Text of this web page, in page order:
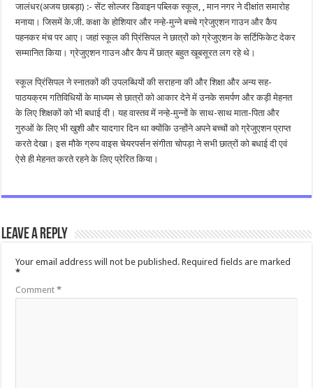
जालंधर(अजय छाबड़ा) :- सेंट सोल्जर डिवाइन पब्लिक स्कूल, , मान नगर ने दीक्षांत समारोह
मनाया। जिसमें के.जी. कक्षा के होशियार और नन्हे-मुन्ने बच्चे ग्रेजुएशन गाउन और कैप
पहनकर मंच पर आए। जहां स्कूल की प्रिंसिपल ने छात्रों को ग्रेजुएशन के सर्टिफिकेट देकर
सम्मानित किया। ग्रेजुएशन गाउन और कैप में छात्र बहुत खूबसूरत लग रहे थे।
स्कूल प्रिंसिपल ने स्नातकों की उपलब्धियों की सराहना की और शिक्षा और अन्य सह-
पाठयक्रम गतिविधियों के माध्यम से छात्रों को आकार देने में उनके समर्पण और कड़ी मेहनत
के लिए शिक्षकों को भी बधाई दी। यह वास्तव में नन्हे-मुन्नों के साथ-साथ माता-पिता और
गुरुओं के लिए भी खुशी और यादगार दिन था क्योंकि उन्होंने अपने बच्चों को ग्रेजुएशन प्राप्त
करते देखा। इस मौके ग्रुप वाइस चेयरपर्सन संगीता चोपड़ा ने सभी छात्रों को बधाई दी एवं
ऐसे ही मेहनत करते रहने के लिए प्रेरित किया।
Leave a Reply
Your email address will not be published. Required fields are marked
*
Comment*